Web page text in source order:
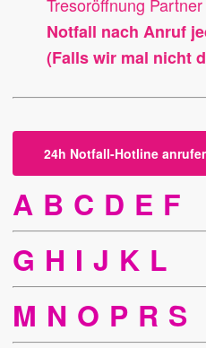
Notfall nach Anruf
(Falls wir mal nicht
24h Notfall-Hotline
A B C D E F
G H I J K L
M N O P R S